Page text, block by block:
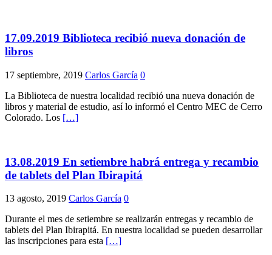
17.09.2019 Biblioteca recibió nueva donación de
libros
17 septiembre, 2019 Carlos García 0
La Biblioteca de nuestra localidad recibió una nueva donación de
libros y material de estudio, así lo informó el Centro MEC de Cerro
Colorado. Los […]
13.08.2019 En setiembre habrá entrega y recambio
de tablets del Plan Ibirapitá
13 agosto, 2019 Carlos García 0
Durante el mes de setiembre se realizarán entregas y recambio de
tablets del Plan Ibirapitá. En nuestra localidad se pueden desarrollar
las inscripciones para esta […]